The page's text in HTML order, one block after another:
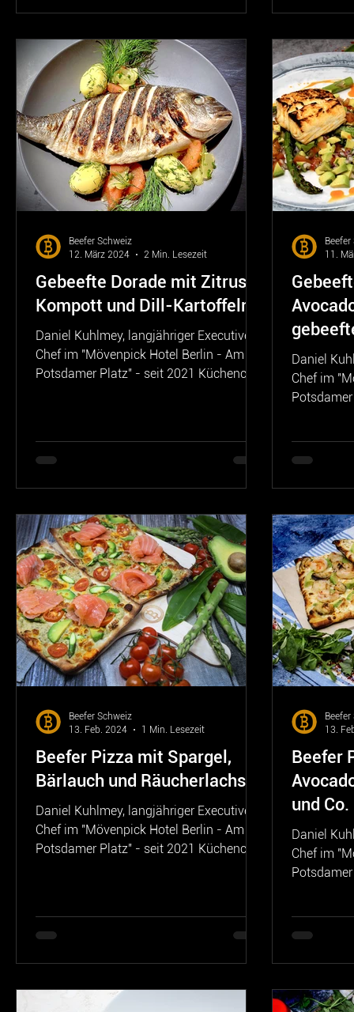
Gebeefte Dorade mit Zitrus-
Kompott und Dill-Kartoffeln
Daniel Kuhlmey, langjähriger Executive
Chef im "Mövenpick Hotel Berlin - Am
Potsdamer Platz" - seit 2021 Küchenchef
Beefer Schweiz
12. März 2024
2 Min. Lesezeit
Daniel
Chef im
11.
Beefer Pizza mit Spargel,
Bärlauch und Räucherlachs
Daniel Kuhlmey, langjähriger Executive
Chef im "Mövenpick Hotel Berlin - Am
Potsdamer Platz" - seit 2021 Küchenchef
Beefer Schweiz
13. Feb. 2024
1 Min. Lesezeit
Beefer
und Co.
Daniel
Chef im
13.